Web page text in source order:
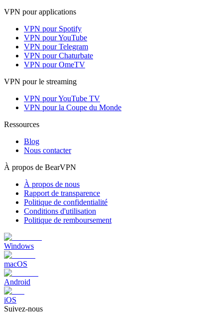
VPN pour applications
VPN pour Spotify
VPN pour YouTube
VPN pour Telegram
VPN pour Chaturbate
VPN pour OmeTV
VPN pour le streaming
VPN pour YouTube TV
VPN pour la Coupe du Monde
Ressources
Blog
Nous contacter
À propos de BearVPN
À propos de nous
Rapport de transparence
Politique de confidentialité
Conditions d'utilisation
Politique de remboursement
Windows
macOS
Android
iOS
Suivez-nous